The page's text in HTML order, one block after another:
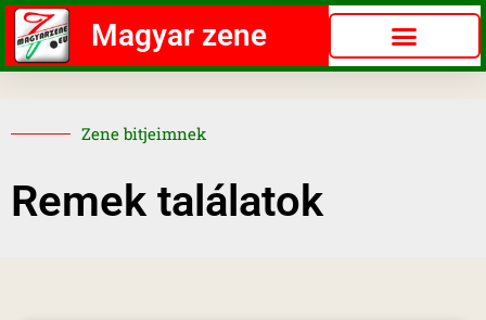
Magyar zene
Zene bitjeimnek
Remek találatok